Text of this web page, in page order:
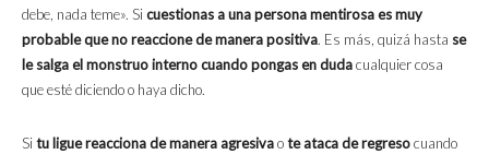
debe, nada teme». Si cuestionas a una persona mentirosa es muy
probable que no reaccione de manera positiva. Es más, quizá hasta se
le salga el monstruo interno cuando pongas en dudacualquier cosa
que esté diciendo o haya dicho.
Si tu ligue reacciona de manera agresivaote ataca de regresocuando